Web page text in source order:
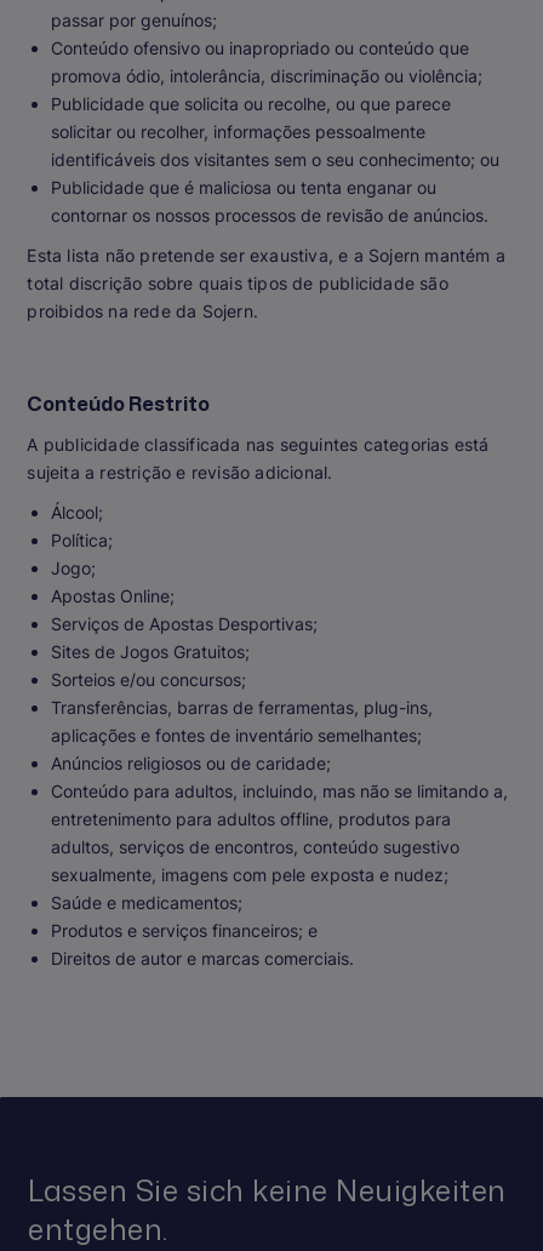
passar por genuínos;
Conteúdo ofensivo ou inapropriado ou conteúdo que
promova ódio, intolerância, discriminação ou violência;
Publicidade que solicita ou recolhe, ou que parece
solicitar ou recolher, informações pessoalmente
identificáveis dos visitantes sem o seu conhecimento; ou
Publicidade que é maliciosa ou tenta enganar ou
contornar os nossos processos de revisão de anúncios.
Esta lista não pretende ser exaustiva, e a Sojern mantém a
total discrição sobre quais tipos de publicidade são
proibidos na rede da Sojern.
Conteúdo Restrito
A publicidade classificada nas seguintes categorias está
sujeita a restrição e revisão adicional.
Álcool;
Política;
Jogo;
Apostas Online;
Serviços de Apostas Desportivas;
Sites de Jogos Gratuitos;
Sorteios e/ou concursos;
Transferências, barras de ferramentas, plug-ins,
aplicações e fontes de inventário semelhantes;
Anúncios religiosos ou de caridade;
Conteúdo para adultos, incluindo, mas não se limitando a,
entretenimento para adultos offline, produtos para
adultos, serviços de encontros, conteúdo sugestivo
sexualmente, imagens com pele exposta e nudez;
Saúde e medicamentos;
Produtos e serviços financeiros; e
Direitos de autor e marcas comerciais.
Lassen Sie sich keine Neuigkeiten
entgehen.